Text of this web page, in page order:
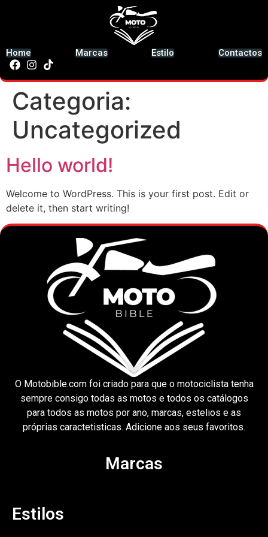
Home Marcas Estilo Contactos
Categoria:
Uncategorized
Hello world!
Welcome to WordPress. This is your first post. Edit or
delete it, then start writing!
O Motobible.com foi criado para que o motociclista tenha
sempre consigo todas as motos e todos os catálogos
para todos as motos por ano, marcas, estelios e as
próprias caractetisticas. Adicione aos seus favoritos.
Marcas
Estilos